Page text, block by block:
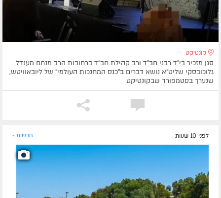
קונטיקט
סגן מזכיר בי"ד רבני חב"ד ורב קהילת חב"ד ברחובות הרב מנחם מענדל
גלוכובסקי שליט"א נושא דברים ב"כנס המחנכות העולמי" של ליובאוויטש,
שנערך בסטמפורד שבקונטיקט
לפני 10 שעות חדשות »